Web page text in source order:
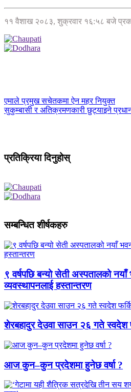
११ वैशाख २०८३, शुक्रवार १६:५८ बजे
एमाले प्रमुख सचेतकमा ऐन महर नियुक्त
सुकुम्बासी र अतिक्रमणकारी छुट्याइने
प्रतिक्रिया दिनुहोस्
सम्बन्धित शीर्षकहरु
९ वर्षपछि बन्यो सेती अस्पतालको
व्यवस्थापनलाई हस्तान्तरण
शेरबहादुर देउवा साउन २६ गते स्वदेश
आज कुन–कुन प्रदेशमा हुनेछ वर्षा ?